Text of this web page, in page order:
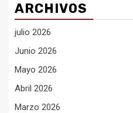
ARCHIVOS
julio 2026
Junio 2026
Mayo 2026
Abril 2026
Marzo 2026